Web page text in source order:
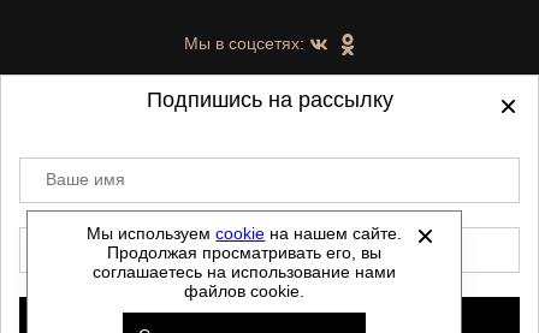
Мы в соцсетях:
©2021-2026 - ShoesTown.ru - все права
защищены.
Данный сайт не является интернет магазином и
не является публичной офертой.
Политика обработки персональных данных
Мы используемcookie на нашем сайте.
Продолжая просматривать его, вы
соглашаетесь на использование нами
файлов cookie.
Подпишись на рассылку
Ваше имя